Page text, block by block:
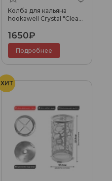
Колба для кальяна
hookawell Crystal "CleaR"
1650₽
Подробнее
ХИТ